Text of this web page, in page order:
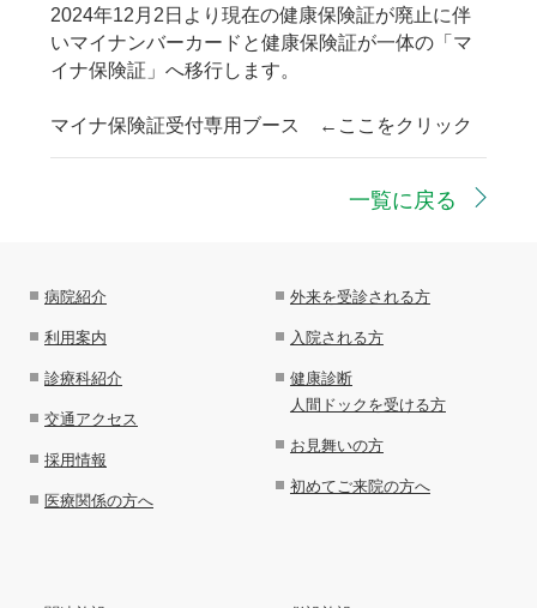
2024年12月2日より現在の健康保険証が廃止に伴
いマイナンバーカードと健康保険証が一体の「マ
イナ保険証」へ移行します。
マイナ保険証受付専用ブース ←ここをクリック
一覧に戻る
病院紹介
利用案内
診療科紹介
交通アクセス
採用情報
医療関係の方へ
外来を受診される方
入院される方
健康診断
人間ドックを受ける方
お見舞いの方
初めてご来院の方へ